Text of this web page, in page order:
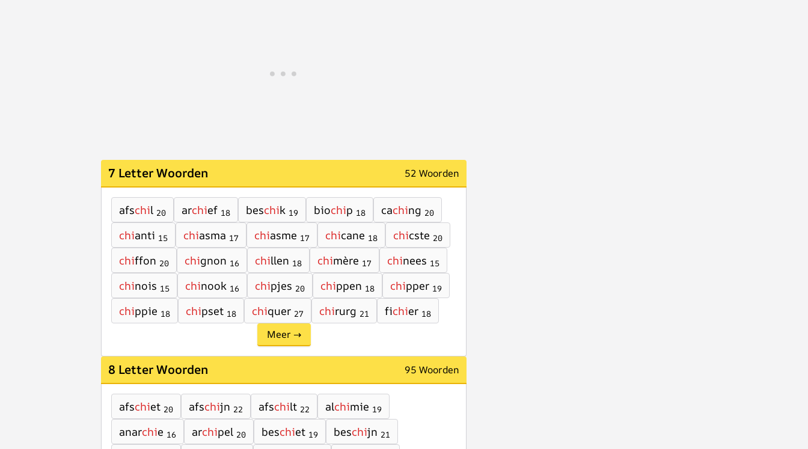
7 Letter Woorden 52 Woorden
afschil 20 archief 18 beschik 19 biochip 18 caching 20
chianti 15 chiasma 17 chiasme 17 chicane 18 chicste 20
chiffon 20 chignon 16 chillen 18 chimère 17 chinees 15
chinois 15 chinook 16 chipjes 20 chippen 18 chipper 19
chippie 18 chipset 18 chiquer 27 chirurg 21 fichier 18
Meer →
8 Letter Woorden 95 Woorden
afschiet 20 afschijn 22 afschilt 22 alchimie 19
anarchie 16 archipel 20 beschiet 19 beschijn 21